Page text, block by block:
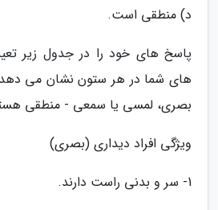
د) منطقی است.
پاسخ های خود را در جدول زیر
های شما در هر ستون نشان می
بصری، لمسی یا سمعی - منطقی
ویژگی افراد دیداری (بصری)
1- سر و بدنی راست دارند.